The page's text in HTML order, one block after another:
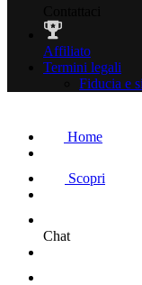
Affiliato
Termini legali
Fiducia e
Home
Scopri
Chat